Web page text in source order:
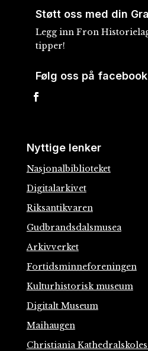
Støtt oss med din
Legg inn Fron
tipper!
Følg oss på facebook
Nyttige lenker
Nasjonalbiblioteket
Digitalarkivet
Riksantikvaren
Gudbrandsdalsmusea
Arkivverket
Fortidsminneforeningen
Kulturhistorisk museum
Digitalt Museum
Maihaugen
Christiania